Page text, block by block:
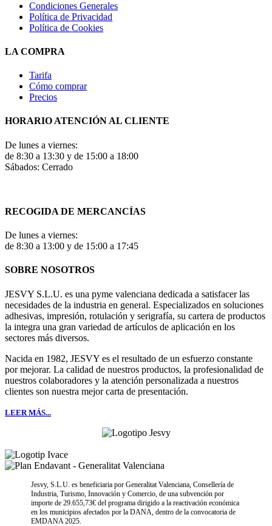
Condiciones Generales
Política de Privacidad
Política de Cookies
LA COMPRA
Tarifa
Cómo comprar
Precios
HORARIO ATENCIÓN AL CLIENTE
De lunes a viernes:
de 8:30 a 13:30 y de 15:00 a 18:00
Sábados: Cerrado
RECOGIDA DE MERCANCÍAS
De lunes a viernes:
de 8:30 a 13:00 y de 15:00 a 17:45
SOBRE NOSOTROS
JESVY S.L.U. es una pyme valenciana dedicada a satisfacer las
necesidades de la industria en general. Especializados en soluciones
adhesivas, impresión, rotulación y serigrafía, su cartera de productos
la integra una gran variedad de artículos de aplicación en los
sectores más diversos.
Nacida en 1982, JESVY es el resultado de un esfuerzo constante
por mejorar. La calidad de nuestros productos, la profesionalidad de
nuestros colaboradores y la atención personalizada a nuestros
clientes son nuestra mejor carta de presentación.
LEER MÁS...
Jesvy, S.L.U. es beneficiaria por Generalitat Valenciana, Consellería de
Industria, Turismo, Innovación y Comercio, de una subvención por
importe de 29.655,73€ del programa dirigido a la reactivación económica
en los municipios afectados por la DANA, dentro de la convocatoria de
EMDANA 2025.